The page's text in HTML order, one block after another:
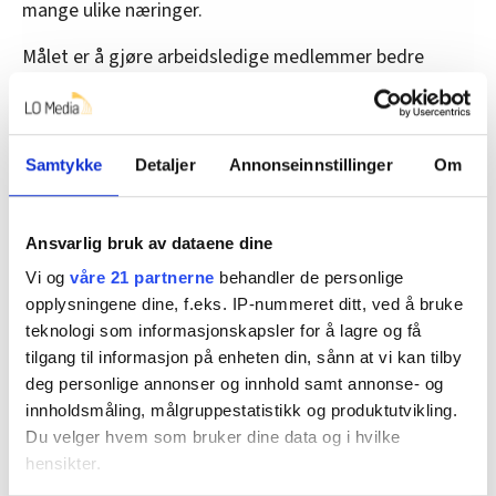
Samtykke Detaljer Annonseinnstillinger Om
Ansvarlig bruk av dataene dine
Vi og våre 21 partnerne behandler de personlige
opplysningene dine, f.eks. IP-nummeret ditt, ved å bruke
teknologi som informasjonskapsler for å lagre og få
tilgang til informasjon på enheten din, sånn at vi kan tilby
deg personlige annonser og innhold samt annonse- og
innholdsmåling, målgruppestatistikk og produktutvikling.
Du velger hvem som bruker dine data og i hvilke
hensikter.
mange ulike næringer.
Målet er å gjøre arbeidsledige medlemmer bedre
rustet til å finne nye jobber.
– Industri Energi har tilbudt medlemmer gratis
kurs i alle år, også arbeidsledige. De er fullgode
medlemmer de, som alle andre. Det får vi også
Foreløpig er det kun planlagt to jobbsøkerkurs. Han
utelukker imidlertid ikke at det kan komme flere i
fremtiden.
– Følg med
Petter Hoff råder fagforeningene til å være på ballen